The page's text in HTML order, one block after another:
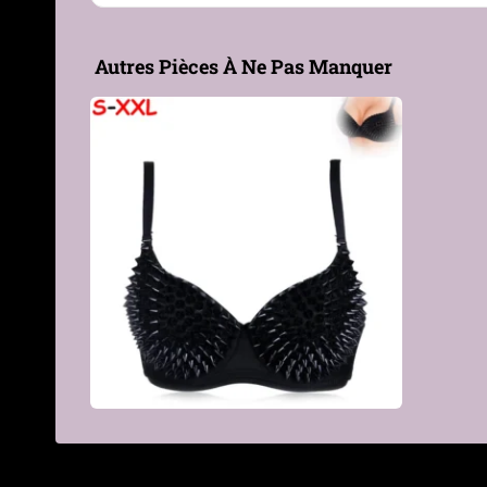
Genre Femme
Élasthanne, Polyester
Composition
textile
10% élasthanne / 90%
Couleur Noir
Motif / Ornement Clous décoratifs en
Armatures Oui
Autres Pièces À Ne Pas Manquer